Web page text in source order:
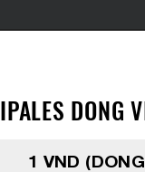
DONG
1 VND